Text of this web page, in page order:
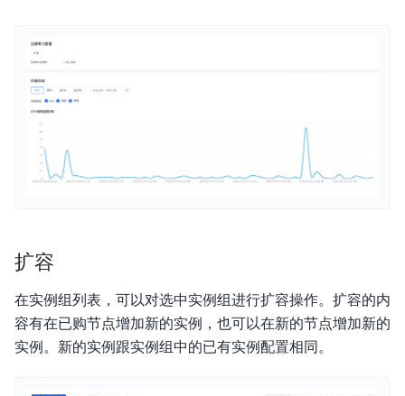
扩容
在实例组列表，可以对选中实例组进行扩容操作。扩容的内
容有在已购节点增加新的实例，也可以在新的节点增加新的
实例。新的实例跟实例组中的已有实例配置相同。